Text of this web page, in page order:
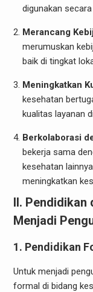
digunakan
Merancang
merumuskan
baik di tingkat
Meningkatkan
kesehatan
kualitas layanan
Berkolaborasi
bekerja sama
kesehatan
meningkatkan
II. Pendidikan
Menjadi
1. Pendidikan
Untuk menjadi
formal di bidang